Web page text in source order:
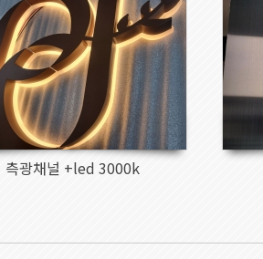
1177
측광채널 +led 3000k